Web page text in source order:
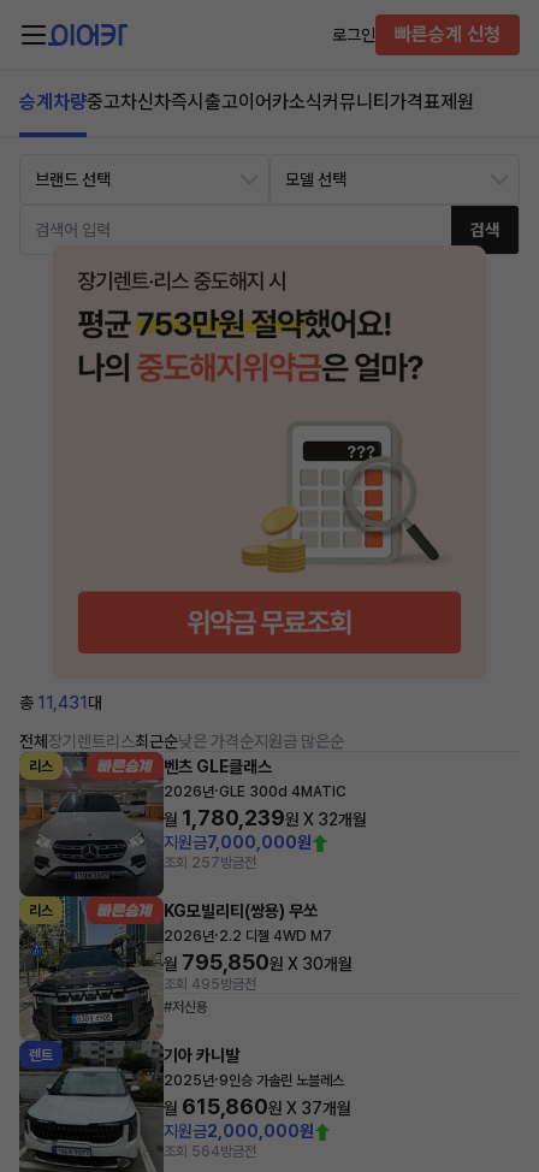
로그인 빠른승계 신청
승계차량중고차신차즉시출고이어카소식커뮤니티 가격표제원
검색
총 11,431 대
전체 장기렌트리스최근순낮은 가격순지원금 많은순
리스 벤츠 GLE클래스
2026년·GLE 300d 4MATIC
월 1,780,239원 X 32개월
지원금7,000,000원
조회 257방금전
리스 KG모빌리티(쌍용) 무쏘
2026년·2.2 디젤 4WD M7
월 795,850원 X 30개월
조회 495방금전
#저신용
렌트 기아 카니발
2025년·9인승 가솔린 노블레스
월 615,860원 X 37개월
지원금2,000,000원
조회 564방금전